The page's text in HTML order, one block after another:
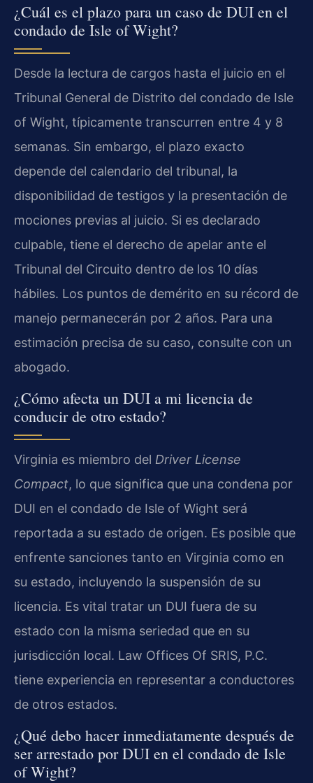
¿Cuál es el plazo para un caso de DUI en el
condado de Isle of Wight?
Desde la lectura de cargos hasta el juicio en el
Tribunal General de Distrito del condado de Isle
of Wight, típicamente transcurren entre 4 y 8
semanas. Sin embargo, el plazo exacto
depende del calendario del tribunal, la
disponibilidad de testigos y la presentación de
mociones previas al juicio. Si es declarado
culpable, tiene el derecho de apelar ante el
Tribunal del Circuito dentro de los 10 días
hábiles. Los puntos de demérito en su récord de
manejo permanecerán por 2 años. Para una
estimación precisa de su caso, consulte con un
abogado.
¿Cómo afecta un DUI a mi licencia de
conducir de otro estado?
Virginia es miembro del Driver License
Compact, lo que significa que una condena por
DUI en el condado de Isle of Wight será
reportada a su estado de origen. Es posible que
enfrente sanciones tanto en Virginia como en
su estado, incluyendo la suspensión de su
licencia. Es vital tratar un DUI fuera de su
estado con la misma seriedad que en su
jurisdicción local. Law Offices Of SRIS, P.C.
tiene experiencia en representar a conductores
de otros estados.
¿Qué debo hacer inmediatamente después de
ser arrestado por DUI en el condado de Isle
of Wight?